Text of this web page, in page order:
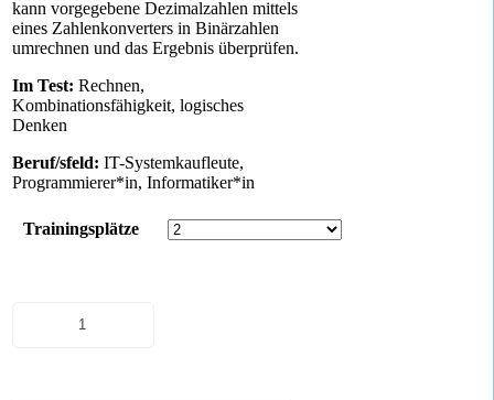
kann vorgegebene Dezimalzahlen mittels
eines Zahlenkonverters in Binärzahlen
umrechnen und das Ergebnis überprüfen.
Im Test: Rechnen,
Kombinationsfähigkeit, logisches
Denken
Beruf/sfeld: IT-Systemkaufleute,
Programmierer*in, Informatiker*in
Trainingsplätze